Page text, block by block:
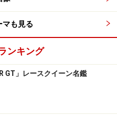
マも見る
ンキング
GT」レースクイーン名鑑